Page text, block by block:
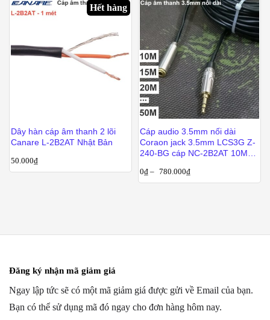
Hết hàng
Dây hàn cáp âm thanh 2 lõi
Canare L-2B2AT Nhật Bản
50.000₫
Cáp audio 3.5mm nối dài
Coraon jack 3.5mm LCS3G Z-
240-BG cáp NC-2B2AT 10M
0₫ – 780.000₫
Đăng ký nhận mã giảm giá
Ngay lập tức sẽ có một mã giảm giá được gửi về Email của bạn.
Bạn có thể sử dụng mã đó ngay cho đơn hàng hôm nay.